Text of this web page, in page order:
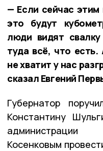
— Если сейчас этим
это будут
люди видят
туда всё, что
не хватит у нас
сказал Евгений
Губернатор
Константину
Косенковым